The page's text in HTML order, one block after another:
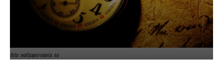
foto: wallpapermania. eu